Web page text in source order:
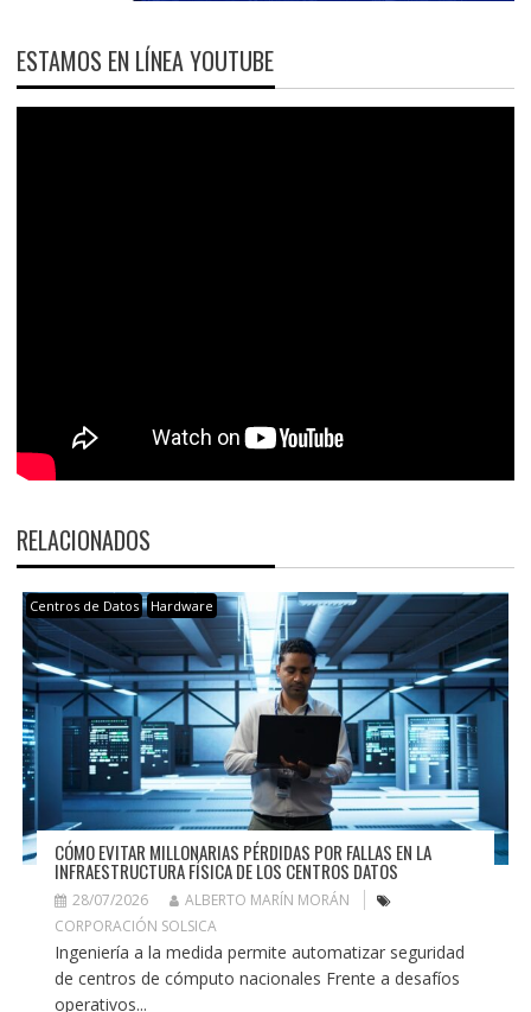
ESTAMOS EN LÍNEA YOUTUBE
RELACIONADOS
Centros de Datos Hardware
CÓMO EVITAR MILLONARIAS PÉRDIDAS POR FALLAS EN LA
INFRAESTRUCTURA FÍSICA DE LOS CENTROS DATOS
28/07/2026
ALBERTO MARÍN MORÁN
CORPORACIÓN SOLSICA
Ingeniería a la medida permite automatizar seguridad
de centros de cómputo nacionales Frente a desafíos
operativos...